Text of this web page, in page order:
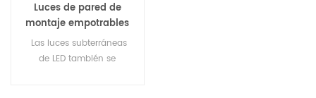
Luces de pared de
montaje empotrables
exteriores
impermeables de 1 W
Las luces subterráneas
de LED también se